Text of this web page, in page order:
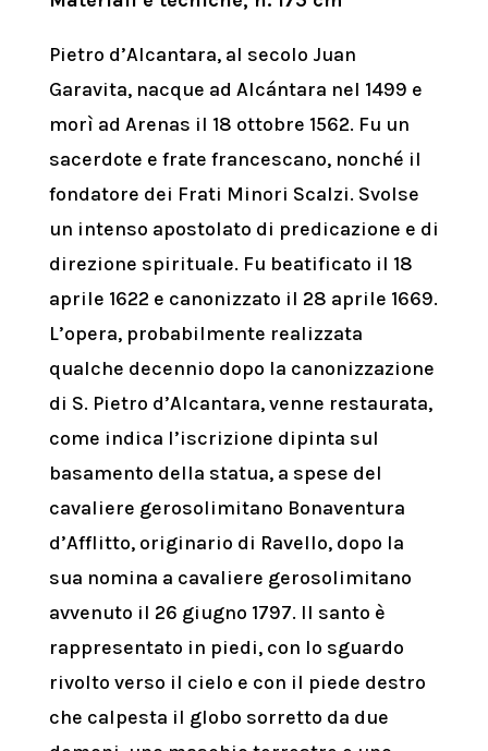
Pietro d’Alcantara, al secolo Juan
Garavita, nacque ad Alcántara nel 1499 e
morì ad Arenas il 18 ottobre 1562. Fu un
sacerdote e frate francescano, nonché il
fondatore dei Frati Minori Scalzi. Svolse
un intenso apostolato di predicazione e di
direzione spirituale. Fu beatificato il 18
aprile 1622 e canonizzato il 28 aprile 1669.
L’opera, probabilmente realizzata
qualche decennio dopo la canonizzazione
di S. Pietro d’Alcantara, venne restaurata,
come indica l’iscrizione dipinta sul
basamento della statua, a spese del
cavaliere gerosolimitano Bonaventura
d’Afflitto, originario di Ravello, dopo la
sua nomina a cavaliere gerosolimitano
avvenuto il 26 giugno 1797. Il santo è
rappresentato in piedi, con lo sguardo
rivolto verso il cielo e con il piede destro
che calpesta il globo sorretto da due